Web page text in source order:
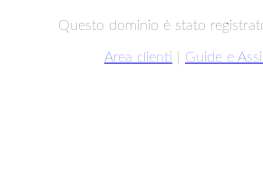
Questo dominio è stato
Area clienti Guide e